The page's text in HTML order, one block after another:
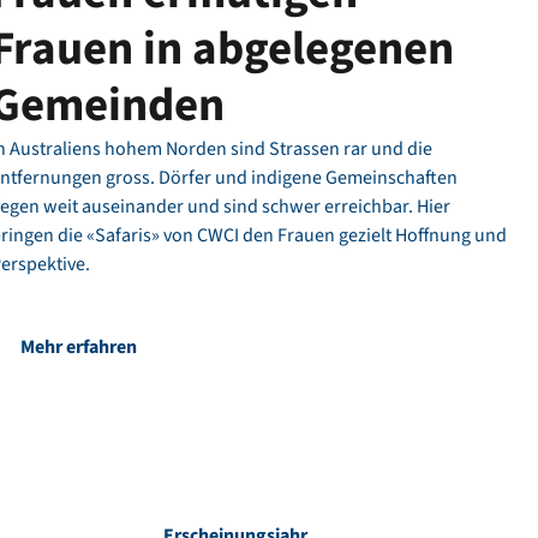
in abgelegenen
Australiens hohem Norden sind Strassen rar und die
gross. Dörfer und indigene Gemeinschaften
weit auseinander und sind schwer erreichbar. Hier
die «Safaris» von CWCI den Frauen gezielt Hoffnung und
Mehr erfahren